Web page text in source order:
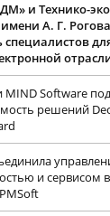
и Технико-
А. Г.
специалистов
MIND Software
решений
и сервисом